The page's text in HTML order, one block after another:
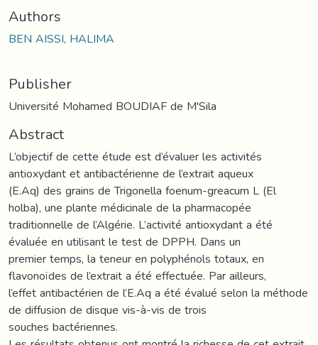
Authors
BEN AISSI, HALIMA
Publisher
Université Mohamed BOUDIAF de M'Sila
Abstract
L’objectif de cette étude est d’évaluer les activités
antioxydant et antibactérienne de l’extrait aqueux
(E.Aq) des grains de Trigonella foenum-greacum L (El
holba), une plante médicinale de la pharmacopée
traditionnelle de l’Algérie. L’activité antioxydant a été
évaluée en utilisant le test de DPPH. Dans un
premier temps, la teneur en polyphénols totaux, en
flavonoïdes de l’extrait a été effectuée. Par ailleurs,
l’effet antibactérien de l’E.Aq a été évalué selon la méthode
de diffusion de disque vis-à-vis de trois
souches bactériennes.